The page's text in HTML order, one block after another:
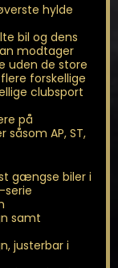
hylde
bil og dens
modtager
uden de store
forskellige
clubsport
på
AP, ST,
gængse biler i
serie
samt
justerbar i